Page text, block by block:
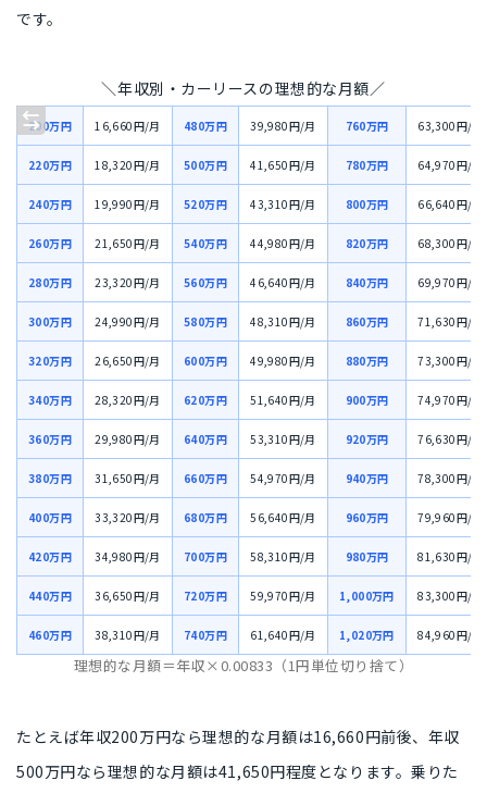
です。
＼年収別・カーリースの理想的な月額／
200万円 16,660円/月 480万円 39,980円/月 760万円 63,300円/月
220万円 18,320円/月 500万円 41,650円/月 780万円 64,970円/月
240万円 19,990円/月 520万円 43,310円/月 800万円 66,640円/月
260万円 21,650円/月 540万円 44,980円/月 820万円 68,300円/月
280万円 23,320円/月 560万円 46,640円/月 840万円 69,970円/月
300万円 24,990円/月 580万円 48,310円/月 860万円 71,630円/月
320万円 26,650円/月 600万円 49,980円/月 880万円 73,300円/月
340万円 28,320円/月 620万円 51,640円/月 900万円 74,970円/月
360万円 29,980円/月 640万円 53,310円/月 920万円 76,630円/月
380万円 31,650円/月 660万円 54,970円/月 940万円 78,300円/月
400万円 33,320円/月 680万円 56,640円/月 960万円 79,960円/月
420万円 34,980円/月 700万円 58,310円/月 980万円 81,630円/月
440万円 36,650円/月 720万円 59,970円/月 1,000万円 83,300円/月
460万円 38,310円/月 740万円 61,640円/月 1,020万円 84,960円/月
理想的な月額＝年収×0.00833（1円単位切り捨て）
たとえば年収200万円なら理想的な月額は16,660円前後、年収
500万円なら理想的な月額は41,650円程度となります。乗りた